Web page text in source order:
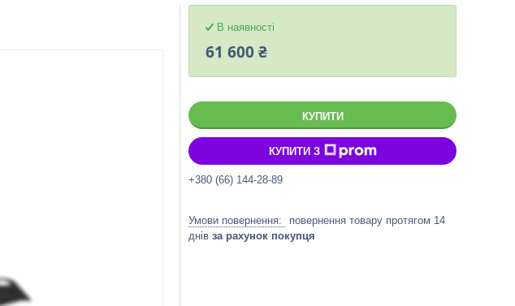
В наявності
61 600 ₴
КУПИТИ
КУПИТИ З
+380 (66) 144-28-89
повернення товару протягом 14
днів за рахунок покупця